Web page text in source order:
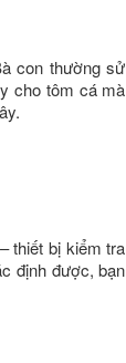
con thường sử
cho tôm cá mà
thiết bị kiểm tra
định được, bạn